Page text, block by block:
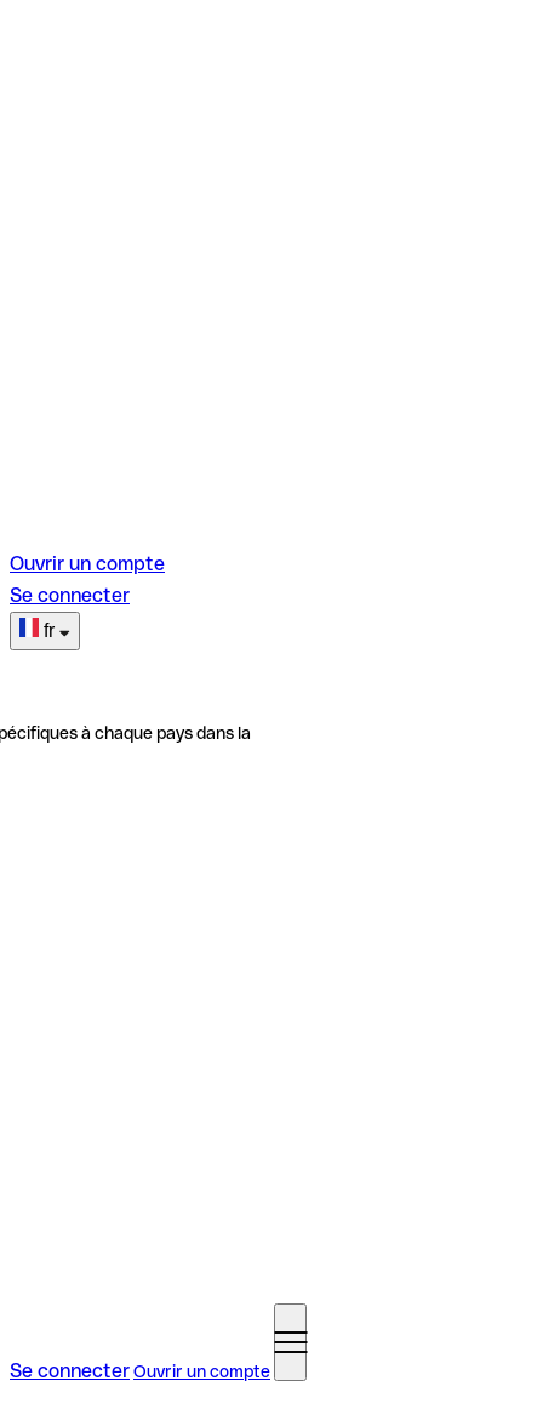
Ouvrir un compte
Se connecter
fr
à chaque pays dans la
Se connecterOuvrir un compte